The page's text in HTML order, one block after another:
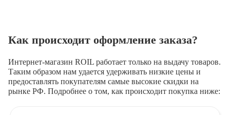
Как происходит оформление заказа?
Интернет-магазин ROIL работает только на выдачу товаров.
Таким образом нам удается удерживать низкие цены и
предоставлять покупателям самые высокие скидки на
рынке РФ. Подробнее о том, как происходит покупка ниже: